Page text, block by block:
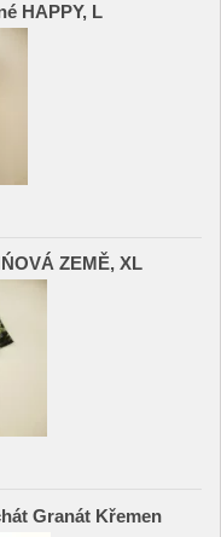
HAPPY, L
ZEMĚ, XL
Granát Křemen